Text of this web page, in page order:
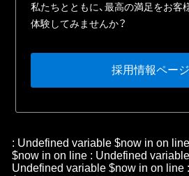
私たちとともに、最⾼の満⾜をお客
体験してみませんか？
採⽤情報ペー
: Undefined variable $now inon line
$now inon line : Undefined
Undefined variable $now inon line